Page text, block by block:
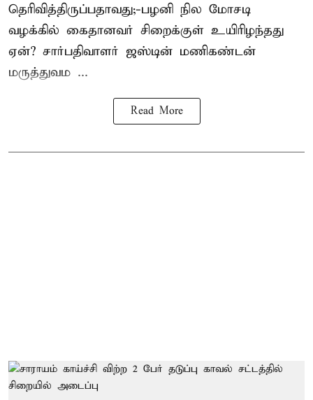
தெரிவித்திருப்பதாவது;-பழனி நில மோசடி
வழக்கில் கைதானவர் சிறைக்குள் உயிரிழந்தது
ஏன்? சார்பதிவாளர் ஜஸ்டின் மணிகண்டன்
மருத்துவம ...
Read More